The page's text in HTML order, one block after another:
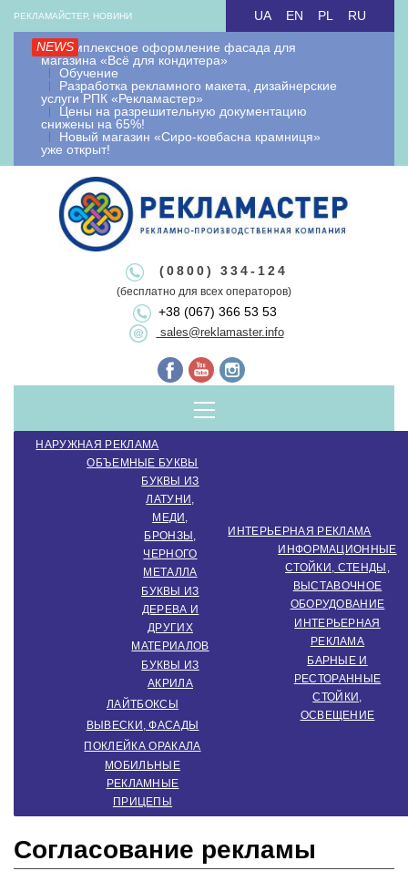
Skip
content
РЕКЛАМАЙСТЕР, НОВИНИ
NEWSКомплексное оформление фасада для
магазина «Всё для кондитера»
Обучение
Разработка рекламного макета, дизайнерские
услуги РПК «Рекламастер»
Цены на разрешительную документацию
снижены на 65%!
Новый магазин «Сиро-ковбасна крамниця»
уже открыт!
UA EN PL RU
Рекламайстер.
Рекламно-
виробнича
компанія.
Виробництво
зовнішньої
реклами.
Створення
інтер'єрної
реклами
Рекламайстер це: виробництво зовнішньої реклами, рекламні
вивіски лайтбокси, об'ємні букви, виносна реклама, штендери.
Виготовлення рекламоносіїв будь якої складності. Виготовляємо
рекламні конструкції під ключ. Оформлення документації та
дозволу на зовнішню рекламу.
(0800) 334-124
(бесплатно для всех операторов)
+38 (067) 366 53 53
sales@reklamaster.info
Menu
НАРУЖНАЯ РЕКЛАМА
ОБЪЕМНЫЕ БУКВЫ
БУКВЫ ИЗ
ЛАТУНИ,
МЕДИ,
БРОНЗЫ,
ЧЕРНОГО
МЕТАЛЛА
БУКВЫ ИЗ
ДЕРЕВА И
ДРУГИХ
МАТЕРИАЛОВ
БУКВЫ ИЗ
АКРИЛА
ЛАЙТБОКСЫ
ВЫВЕСКИ, ФАСАДЫ
ПОКЛЕЙКА ОРАКАЛА
МОБИЛЬНЫЕ
РЕКЛАМНЫЕ
ПРИЦЕПЫ
ИНТЕРЬЕРНАЯ РЕКЛАМА
ИНФОРМАЦИОННЫЕ
СТОЙКИ, СТЕНДЫ,
ВЫСТАВОЧНОЕ
ОБОРУДОВАНИЕ
ИНТЕРЬЕРНАЯ
РЕКЛАМА
БАРНЫЕ И
РЕСТОРАННЫЕ
СТОЙКИ,
ОСВЕЩЕНИЕ
Согласование рекламы